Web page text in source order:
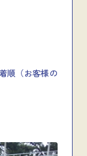
順（お客様の